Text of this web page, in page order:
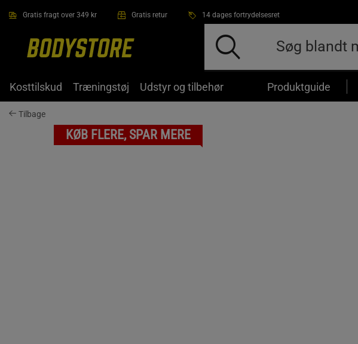
Gratis fragt over 349 kr Gratis retur 14 dages fortrydelsesret
Kosttilskud Træningstøj Udstyr og tilbehør Produktguide
Tilbage
KØB FLERE, SPAR MERE